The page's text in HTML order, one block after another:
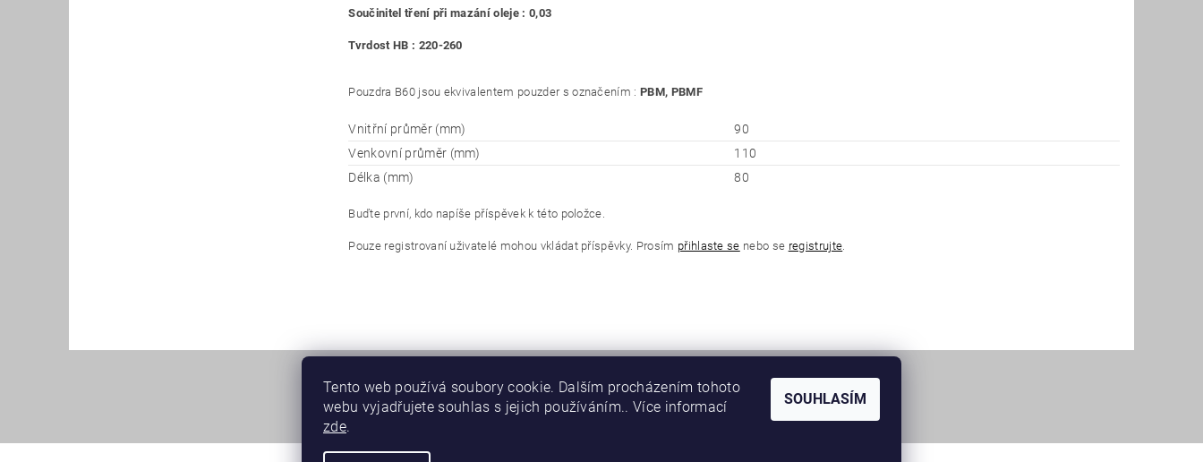
Součinitel tření při mazání oleje : 0,03
Tvrdost HB : 220-260
Pouzdra B60 jsou ekvivalentem pouzder s označením :PBM, PBMF
Vnitřní průměr (mm)
90
Venkovní průměr (mm)
110
Délka (mm)
80
Buďte první, kdo napíše příspěvek k této položce.
Pouze registrovaní uživatelé mohou vkládat příspěvky. Prosím přihlaste se nebo se registrujte.
Tento web používá soubory cookie. Dalším procházením tohoto
webu vyjadřujete souhlas s jejich používáním.. Více informací
zde.
SOUHLASÍM